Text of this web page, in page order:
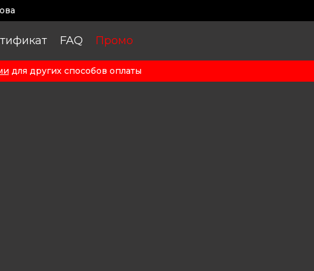
Промо
FAQ
для других способов оплаты